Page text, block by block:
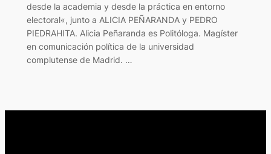
desde la academia y desde la práctica en entorno
electoral«, junto a ALICIA PEÑARANDA y PEDRO
PIEDRAHITA. Alicia Peñaranda es Politóloga. Magíster
en comunicación política de la universidad
complutense de Madrid. …